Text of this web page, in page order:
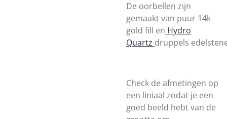
De oorbellen zijn
gemaakt van puur 14k
gold fill en Hydro
Quartz druppels
Check de afmetingen op
een liniaal zodat je een
goed beeld hebt van de